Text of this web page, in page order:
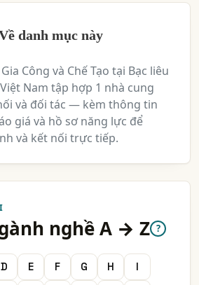
Nghiệp (Kệ Kho Hàng, Sắt, 366
Sắt, Thép (Chính Xác Theo
- Thiết Kế Và Chế Tạo
Ráp99
danh mục này
Công và Chế Tạo tại Bạc liêu
Nam tập hợp 1 nhà cung
và đối tác — kèm thông tin
giá và hồ sơ năng lực để
và kết nối trực tiếp.
nghề A → Z ?
D E F G H
I